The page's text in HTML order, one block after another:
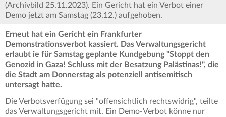
(Archivbild 25.11.2023). Ein Gericht hat ein Verbot einer
Demo jetzt am Samstag (23.12.) aufgehoben.
Erneut hat ein Gericht ein Frankfurter
Demonstrationsverbot kassiert. Das Verwaltungsgericht
erlaubt ie für Samstag geplante Kundgebung "Stoppt den
Genozid in Gaza! Schluss mit der Besatzung Palästinas!", die
die Stadt am Donnerstag als potenziell antisemitisch
untersagt hatte.
Die Verbotsverfügung sei "offensichtlich rechtswidrig", teilte
das Verwaltungsgericht mit. Ein Demo-Verbot könne nur